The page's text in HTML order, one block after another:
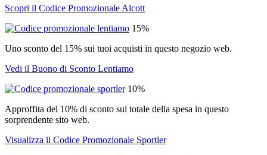
Scopri il Codice Promozionale Alcott
15%
Uno sconto del 15% sui tuoi acquisti in questo negozio web.
Vedi il Buono di Sconto Lentiamo
10%
Approffita del 10% di sconto sul totale della spesa in questo
sorprendente sito web.
Visualizza il Codice Promozionale Sportler